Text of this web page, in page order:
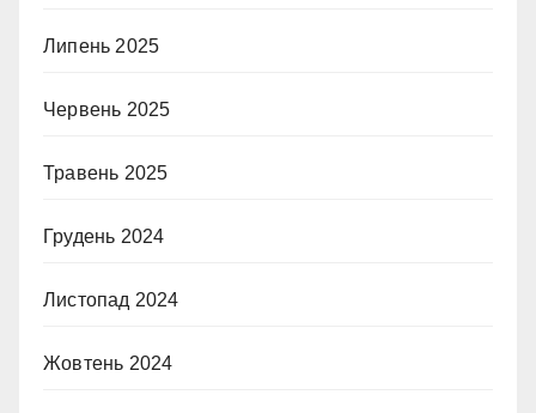
Липень 2025
Червень 2025
Травень 2025
Грудень 2024
Листопад 2024
Жовтень 2024